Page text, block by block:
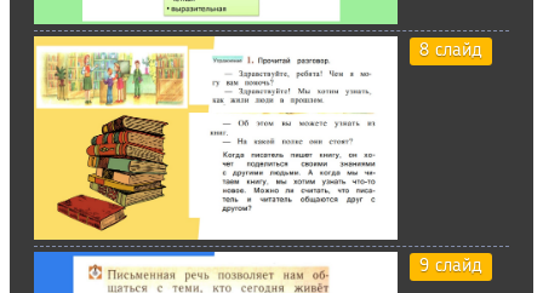
8 слайд
9 слайд